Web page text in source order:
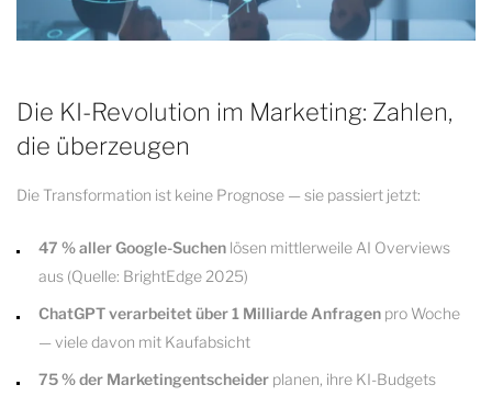
Die KI-Revolution im Marketing: Zahlen,
die überzeugen
Die Transformation ist keine Prognose — sie passiert jetzt:
47 % aller Google-Suchen lösen mittlerweile AI Overviews
aus (Quelle: BrightEdge 2025)
ChatGPT verarbeitet über 1 Milliarde Anfragen pro Woche
— viele davon mit Kaufabsicht
75 % der Marketingentscheider planen, ihre KI-Budgets